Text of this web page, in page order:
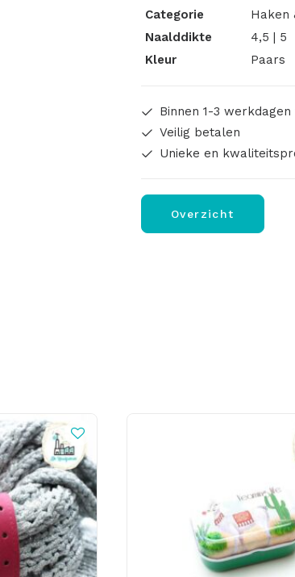
Categorie
Haken
Naalddikte
4,5 | 5
Kleur
Paars
Binnen 1-3
Veilig betalen
Unieke en
Overzicht